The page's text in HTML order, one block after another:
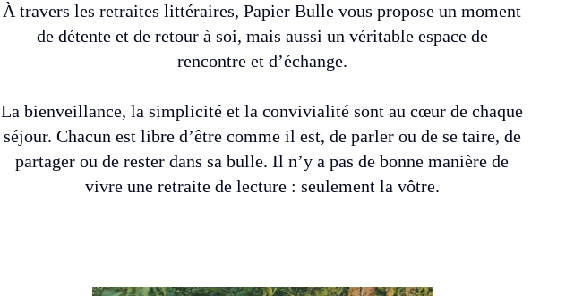
À travers les retraites littéraires, Papier Bulle vous propose un moment
de détente et de retour à soi, mais aussi un véritable espace de
rencontre et d’échange.
La bienveillance, la simplicité et la convivialité sont au cœur de chaque
séjour. Chacun est libre d’être comme il est, de parler ou de se taire, de
partager ou de rester dans sa bulle. Il n’y a pas de bonne manière de
vivre une retraite de lecture : seulement la vôtre.